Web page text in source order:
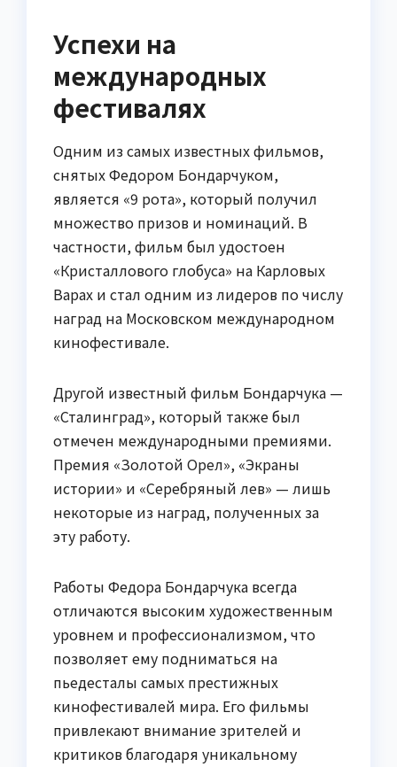
Успехи на
международных
фестивалях
Одним из самых известных фильмов,
снятых Федором Бондарчуком,
является «9 рота», который получил
множество призов и номинаций. В
частности, фильм был удостоен
«Кристаллового глобуса» на Карловых
Варах и стал одним из лидеров по числу
наград на Московском международном
кинофестивале.
Другой известный фильм Бондарчука —
«Сталинград», который также был
отмечен международными премиями.
Премия «Золотой Орел», «Экраны
истории» и «Серебряный лев» — лишь
некоторые из наград, полученных за
эту работу.
Работы Федора Бондарчука всегда
отличаются высоким художественным
уровнем и профессионализмом, что
позволяет ему подниматься на
пьедесталы самых престижных
кинофестивалей мира. Его фильмы
привлекают внимание зрителей и
критиков благодаря уникальному